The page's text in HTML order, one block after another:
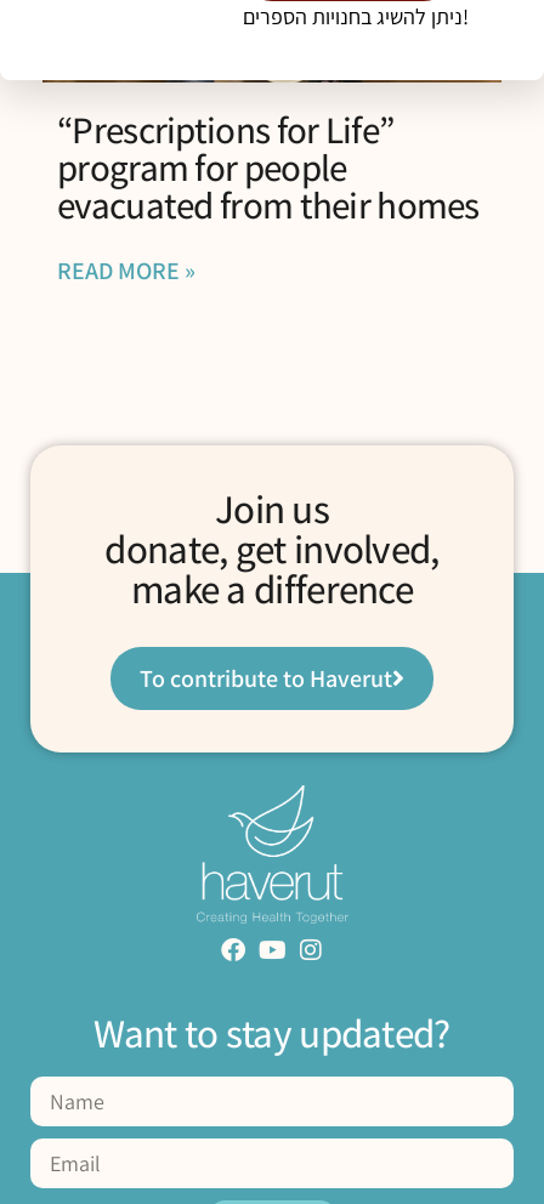
“Prescriptions for Life”
program for people
evacuated from their homes
READ MORE »
Join us
donate, get involved,
make a difference
To contribute to Haverut
Want to stay updated?
ניתן להשיג בחנויות הספרים!